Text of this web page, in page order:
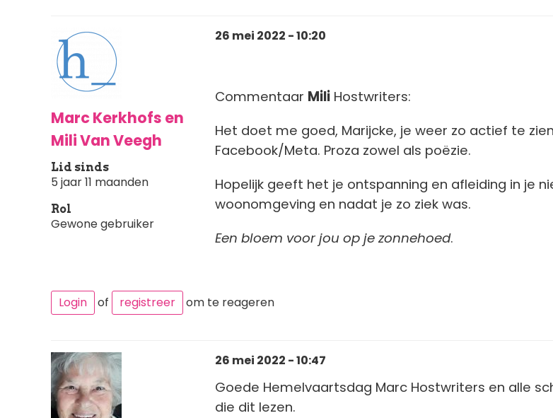
Marc Kerkhofs en
Mili Van Veegh
Lid sinds
5 jaar 11 maanden
Rol
Gewone gebruiker
26 mei 2022 - 10:20
Commentaar Mili Hostwriters:
Het doet me goed, Marijcke, je weer zo actief te
Facebook/Meta. Proza zowel als poëzie.
Hopelijk geeft het je ontspanning en afleiding in je
woonomgeving en nadat je zo ziek was.
Een bloem voor jou op je zonnehoed.
Login of registreer om te reageren
26 mei 2022 - 10:47
Goede Hemelvaartsdag Marc Hostwriters en alle
die dit lezen.